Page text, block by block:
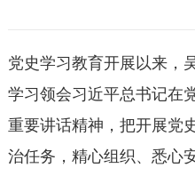
党史学习教育开展以来，
学习领会习近平总书记在
重要讲话精神，把开展党
治任务，精心组织、悉心